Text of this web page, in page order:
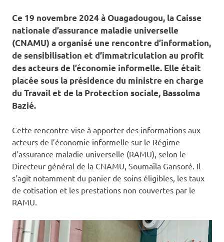
Ce 19 novembre 2024 à Ouagadougou, la Caisse
nationale d’assurance maladie universelle
(CNAMU) a organisé une rencontre d’information,
de sensibilisation et d’immatriculation au profit
des acteurs de l’économie informelle. Elle était
placée sous la présidence du ministre en charge
du Travail et de la Protection sociale, Bassolma
Bazié.
Cette rencontre vise à apporter des informations aux
acteurs de l’économie informelle sur le Régime
d’assurance maladie universelle (RAMU), selon le
Directeur général de la CNAMU, Soumaïla Gansoré. Il
s’agit notamment du panier de soins éligibles, les taux
de cotisation et les prestations non couvertes par le
RAMU.